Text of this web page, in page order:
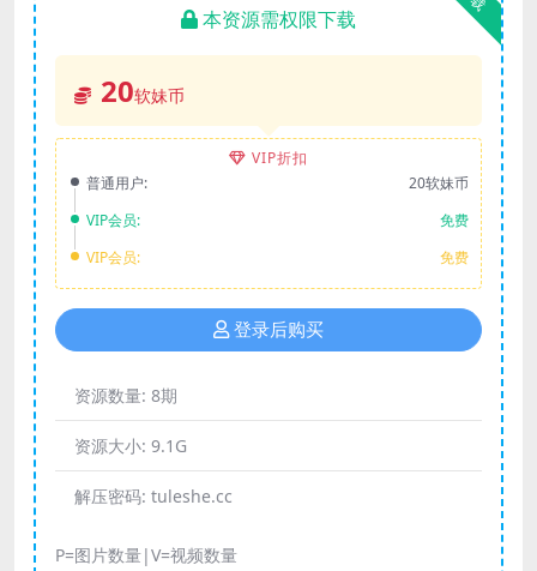
本资源需权限下载
20软妹币
VIP折扣
普通用户:
20软妹币
VIP会员:
免费
VIP会员:
免费
登录后购买
资源数量: 8期
资源大小: 9.1G
解压密码: tuleshe.cc
P=图片数量|V=视频数量